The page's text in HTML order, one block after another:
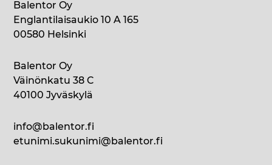
Balentor Oy
Englantilaisaukio 10 A 165
00580 Helsinki
Balentor Oy
Väinönkatu 38 C
40100 Jyväskylä
info@balentor.fi
etunimi.sukunimi@balentor.fi